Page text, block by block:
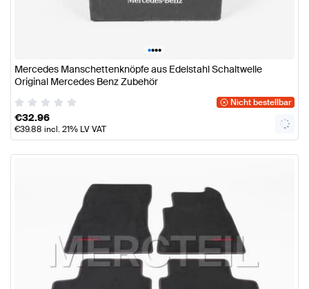
••••
Mercedes Manschettenknöpfe aus Edelstahl Schaltwelle
Original Mercedes Benz Zubehör
Nicht bestellbar
€32.96
€39.88 incl. 21% LV VAT